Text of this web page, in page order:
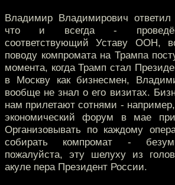
Владимир Владимирович
что и всегда -
соответствующий Уставу ООН,
поводу компромата на Трампа
момента, когда Трамп стал
в Москву как бизнесмен,
вообще не знал о его визитах.
нам прилетают сотнями -
экономический форум в мае
Организовывать по каждому
собирать компромат -
пожалуйста, эту шелуху из
акуле пера Президент России.